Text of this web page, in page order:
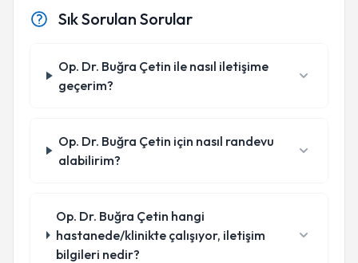
Sık Sorulan Sorular
Op. Dr. Buğra Çetin ile nasıl iletişime
geçerim?
Op. Dr. Buğra Çetin için nasıl randevu
alabilirim?
Op. Dr. Buğra Çetin hangi
hastanede/klinikte çalışıyor, iletişim
bilgileri nedir?